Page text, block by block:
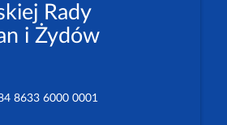
Rady
i Żydów
8633 6000 0001